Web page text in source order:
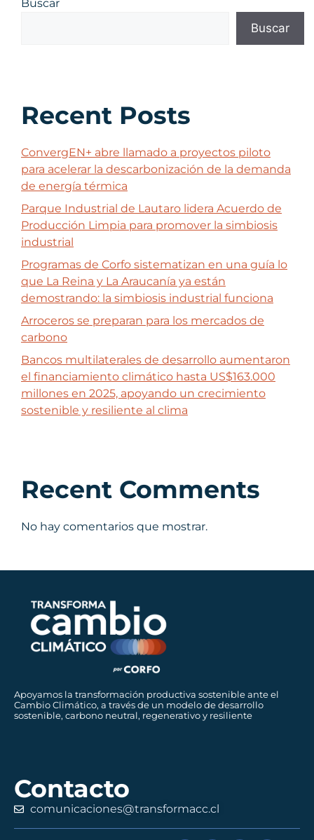
Buscar
Buscar
Recent Posts
ConvergEN+ abre llamado a proyectos piloto
para acelerar la descarbonización de la demanda
de energía térmica
Parque Industrial de Lautaro lidera Acuerdo de
Producción Limpia para promover la simbiosis
industrial
Programas de Corfo sistematizan en una guía lo
que La Reina y La Araucanía ya están
demostrando: la simbiosis industrial funciona
Arroceros se preparan para los mercados de
carbono
Bancos multilaterales de desarrollo aumentaron
el financiamiento climático hasta US$163.000
millones en 2025, apoyando un crecimiento
sostenible y resiliente al clima
Recent Comments
No hay comentarios que mostrar.
Apoyamos la transformación productiva sostenible ante el
Cambio Climático, a través de un modelo de desarrollo
sostenible, carbono neutral, regenerativo y resiliente
Contacto
comunicaciones@transformacc.cl